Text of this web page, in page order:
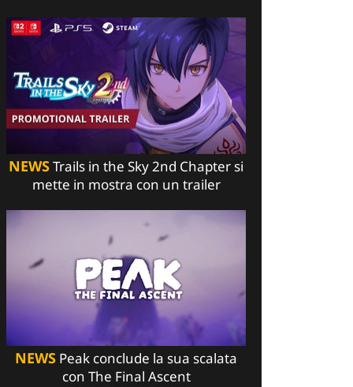
NEWSTrails in the Sky 2nd Chapter si
mette in mostra con un trailer
NEWS Peak conclude la sua scalata
con The Final Ascent